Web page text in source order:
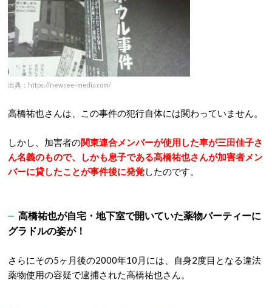
出典：https://newsee-media.com/
高橋祐也さんは、この事件の犯行自体には関わっていません。
しかし、加害者の関東連合メンバーが使用した車が三田佳子さ
ん名義のもので、しかも息子である高橋祐也さんが加害者メン
バーに貸したことが事件後に発覚したのです。
高橋祐也が自宅・地下室で開いていた薬物パーティーに
グラドルの姿が！
さらにその5ヶ月後の2000年10月には、自身2度目となる違法
薬物使用の容疑で逮捕された高橋祐也さん。